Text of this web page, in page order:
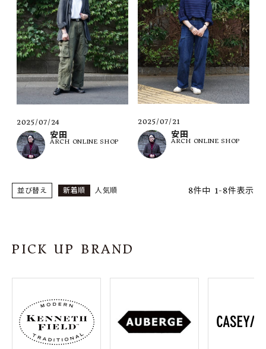
2025/07/24
安田
ARCH ONLINE SHOP
2025/07/21
安田
ARCH ONLINE SHOP
並び替え 新着順 人気順 8件中 1-8件表示
PICK UP BRAND